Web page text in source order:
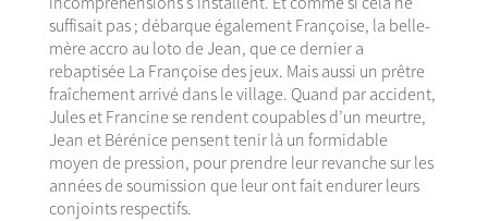
suffisait pas ; débarque également Françoise, la belle-
mère accro au loto de Jean, que ce dernier a
rebaptisée La Françoise des jeux. Mais aussi un prêtre
fraîchement arrivé dans le village. Quand par accident,
Jules et Francine se rendent coupables d’un meurtre,
Jean et Bérénice pensent tenir là un formidable
moyen de pression, pour prendre leur revanche sur les
années de soumission que leur ont fait endurer leurs
conjoints respectifs.